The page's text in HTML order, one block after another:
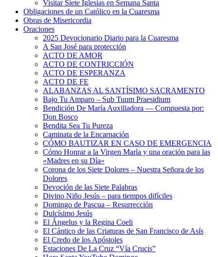
Visitar Siete Iglesias en Semana Santa
Obligaciones de un Católico en la Cuaresma
Obras de Misericordia
Oraciones
2025 Devocionario Diario para la Cuaresma
A San José para protección
ACTO DE AMOR
ACTO DE CONTRICCIÓN
ACTO DE ESPERANZA
ACTO DE FE
ALABANZAS AL SANTÍSIMO SACRAMENTO
Bajo Tu Amparo – Sub Tuum Praesidium
Bendición De María Auxiliadora — Compuesta por:
Don Bosco
Bendita Sea Tu Pureza
Caminata de la Encarnación
CÓMO BAUTIZAR EN CASO DE EMERGENCIA
Cómo Honrar a la Virgen María y una oración para las
«Madres en su Día»
Corona de los Siete Dolores – Nuestra Señora de los
Dolores
Devoción de las Siete Palabras
Divino Niño Jesús – para tiempos difíciles
Domingo de Pascua – Resurrección
Dulcísimo Jesús
El Ángelus y la Regina Coeli
El Cántico de las Criaturas de San Francisco de Asís
El Credo de los Apóstoles
Estaciones De La Cruz “Vía Crucis”